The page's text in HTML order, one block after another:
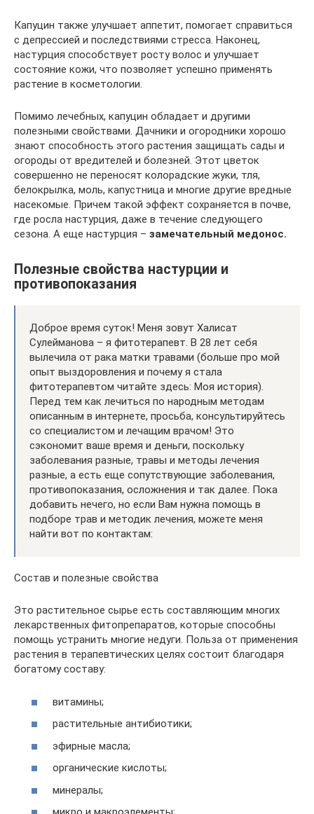
Капуцин также улучшает аппетит, помогает справиться
с депрессией и последствиями стресса. Наконец,
настурция способствует росту волос и улучшает
состояние кожи, что позволяет успешно применять
растение в косметологии.
Помимо лечебных, капуцин обладает и другими
полезными свойствами. Дачники и огородники хорошо
знают способность этого растения защищать сады и
огороды от вредителей и болезней. Этот цветок
совершенно не переносят колорадские жуки, тля,
белокрылка, моль, капустница и многие другие вредные
насекомые. Причем такой эффект сохраняется в почве,
где росла настурция, даже в течение следующего
сезона. А еще настурция – замечательный медонос.
Полезные свойства настурции и
противопоказания
Доброе время суток! Меня зовут Халисат
Сулейманова – я фитотерапевт. В 28 лет себя
вылечила от рака матки травами (больше про мой
опыт выздоровления и почему я стала
фитотерапевтом читайте здесь: Моя история).
Перед тем как лечиться по народным методам
описанным в интернете, просьба, консультируйтесь
со специалистом и лечащим врачом! Это
сэкономит ваше время и деньги, поскольку
заболевания разные, травы и методы лечения
разные, а есть еще сопутствующие заболевания,
противопоказания, осложнения и так далее. Пока
добавить нечего, но если Вам нужна помощь в
подборе трав и методик лечения, можете меня
найти вот по контактам:
Состав и полезные свойства
Это растительное сырье есть составляющим многих
лекарственных фитопрепаратов, которые способны
помощь устранить многие недуги. Польза от применения
растения в терапевтических целях состоит благодаря
богатому составу:
витамины;
растительные антибиотики;
эфирные масла;
органические кислоты;
минералы;